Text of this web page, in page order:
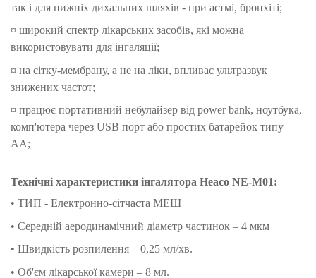
так і для нижніх дихальних шляхів - при астмі, бронхіті;
¤ широкий спектр лікарських засобів, які можна
використовувати для інгаляції;
¤ на сітку-мембрану, а не на ліки, впливає ультразвук
знижених частот;
¤ працює портативний небулайзер від рower bank, ноутбука,
комп'ютера через USB порт або простих батарейок типу
АА;
Технічні характеристики інгалятора Heaco NE-M01:
• ТИП - Електронно-сітчаста МЕШ
• Середній аеродинамічний діаметр частинок – 4 мкм
• Швидкість розпилення – 0,25 мл/хв.
• Об'єм лікарської камери – 8 мл.